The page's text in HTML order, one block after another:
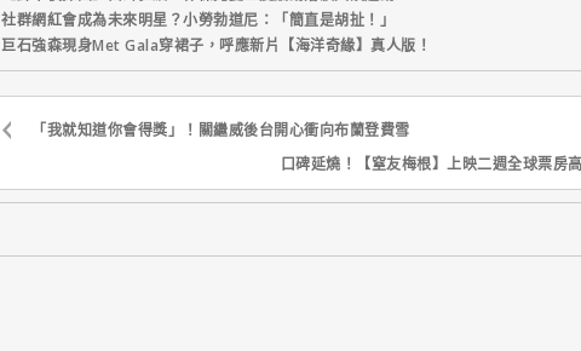
社群網紅會成為未來明星？小勞勃道尼：「簡直是胡扯！」
巨石強森現身Met Gala穿裙子，呼應新片【海洋奇緣】真人版！
「我就知道你會得獎」！關繼威後台開心衝向布蘭登費雪
口碑延燒！【窒友梅根】上映二週全球票房